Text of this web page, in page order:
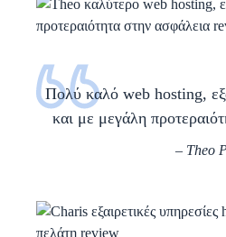
Πολύ καλό web hosting,
και με μεγάλη
– Theo